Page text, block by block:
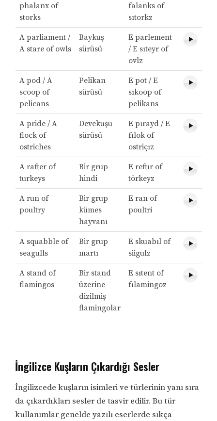
phalanx of
storks
falanks of
sıtorkz
A parliament /
A stare of owls
Baykuş
sürüsü
E parlement
/ E sıteyr of
ovlz
A pod / A
scoop of
pelicans
Pelikan
sürüsü
E pot / E
sıkoop of
pelikans
A pride / A
flock of
ostriches
Devekuşu
sürüsü
E pırayd / E
fılok of
ostriçız
A rafter of
turkeys
Bir grup
hindi
E reftır of
törkeyz
A run of
poultry
Bir grup
kümes
hayvanı
E ran of
poultri
A squabble of
seagulls
Bir grup
martı
E skuabıl of
siigulz
A stand of
flamingos
Bir stand
üzerine
dizilmiş
flamingolar
E sıtent of
fılamingoz
İngilizce Kuşların Çıkardığı Sesler
İngilizcede kuşların isimleri ve türlerinin yanı sıra
da çıkardıkları sesler de tasvir edilir. Bu tür
kullanımlar genelde yazılı eserlerde sıkça